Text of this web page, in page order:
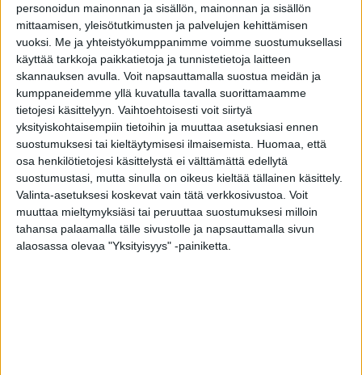
personoidun mainonnan ja sisällön, mainonnan ja sisällön
mittaamisen, yleisötutkimusten ja palvelujen kehittämisen
vuoksi. Me ja yhteistyökumppanimme voimme suostumuksellasi
käyttää tarkkoja paikkatietoja ja tunnistetietoja laitteen
skannauksen avulla. Voit napsauttamalla suostua meidän ja
kumppaneidemme yllä kuvatulla tavalla suorittamaamme
tietojesi käsittelyyn. Vaihtoehtoisesti voit siirtyä
yksityiskohtaisempiin tietoihin ja muuttaa asetuksiasi ennen
suostumuksesi tai kieltäytymisesi ilmaisemista.
Huomaa, että
osa henkilötietojesi käsittelystä ei välttämättä edellytä
suostumustasi, mutta sinulla on oikeus kieltää tällainen käsittely.
Valinta-asetuksesi koskevat vain tätä verkkosivustoa. Voit
muuttaa mieltymyksiäsi tai peruuttaa suostumuksesi milloin
tahansa palaamalla tälle sivustolle ja napsauttamalla sivun
alaosassa olevaa "Yksityisyys" -painiketta.
Sauli Niinistöllä on keuhkokuume
toimitus - 27.4.2022